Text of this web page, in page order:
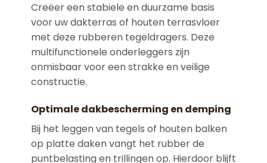
Creëer een stabiele en duurzame basis
voor uw dakterras of houten terrasvloer
met deze rubberen tegeldragers. Deze
multifunctionele onderleggers zijn
onmisbaar voor een strakke en veilige
constructie.
Optimale dakbescherming en demping
Bij het leggen van tegels of houten balken
op platte daken vangt het rubber de
puntbelasting en trillingen op. Hierdoor blijft